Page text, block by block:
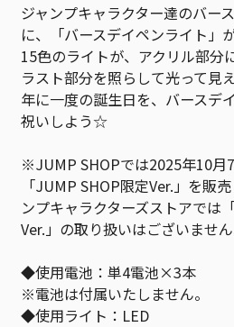
ジャンプキャラクター達のバー
に、「バースデイペンライト」
15色のライトが、アクリル部分
ラスト部分を照らして光って見
年に一度の誕生日を、バースデ
祝いしよう☆
※JUMP SHOPでは2025年10月
「JUMP SHOP限定Ver.」を販
ンプキャラクターズストアでは
Ver.」の取り扱いはございません
◆使用電池：単4電池×3本
※電池は付属いたしません。
◆使用ライト：LED